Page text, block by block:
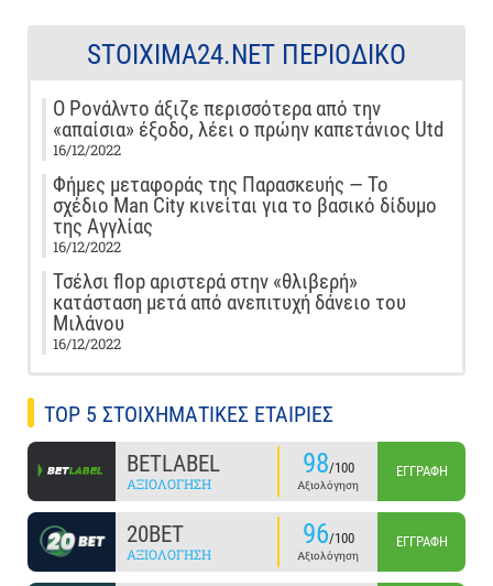
STOIXIMA24.NET ΠΕΡΙΟΔΙΚΌ
Ο Ρονάλντο άξιζε περισσότερα από την
«απαίσια» έξοδο, λέει ο πρώην καπετάνιος Utd
16/12/2022
Φήμες μεταφοράς της Παρασκευής — Το
σχέδιο Man City κινείται για το βασικό δίδυμο
της Αγγλίας
16/12/2022
Τσέλσι flop αριστερά στην «θλιβερή»
κατάσταση μετά από ανεπιτυχή δάνειο του
Μιλάνου
16/12/2022
TOP 5 ΣΤΟΙΧΗΜΑΤΙΚΕΣ ΕΤΑΙΡΙΕΣ
BETLABEL
ΑΞΙΟΛΌΓΗΣΗ
98/100
Αξιολόγηση
ΕΓΓΡΑΦΉ
20BET
ΑΞΙΟΛΌΓΗΣΗ
96/100
Αξιολόγηση
ΕΓΓΡΑΦΉ